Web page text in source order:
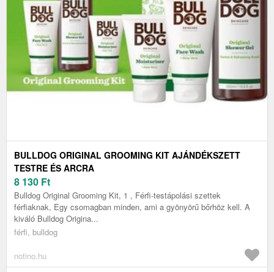
BULLDOG ORIGINAL GROOMING KIT AJÁNDÉKSZETT
TESTRE ÉS ARCRA
8 130 Ft
Bulldog Original Grooming Kit, 1 , Férfi-testápolási szettek
férfiaknak, Egy csomagban minden, ami a gyönyörű bőrhöz kell. A
kiváló Bulldog Origina...
férfi, bulldog
notino.hu